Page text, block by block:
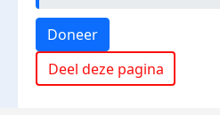
Doneer
Deel deze pagina